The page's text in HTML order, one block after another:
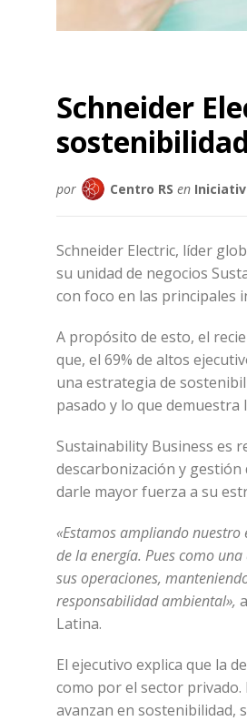
Schneider
por Centro RS en
Schneider Electric, líder
su unidad de negocios
con foco en las principales
A propósito de esto, el
que, el 69% de altos
una estrategia de
pasado y lo que
Sustainability Business es
descarbonización y gestión
darle mayor fuerza a su
«Estamos ampliando
de la energía. Pues como
sus operaciones,
responsabilidad ambiental»,
Latina.
El ejecutivo explica que la
como por el sector
avanzan en sostenibilidad,